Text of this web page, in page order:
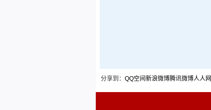
分享到： QQ空间 新浪微博腾讯微博人人网